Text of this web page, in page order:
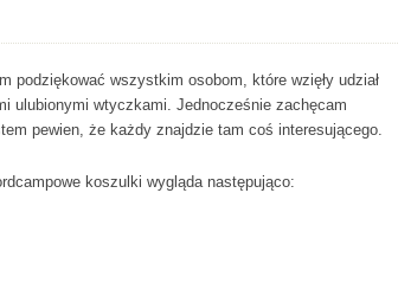
podziękować wszystkim osobom, które wzięły udział
ulubionymi wtyczkami. Jednocześnie zachęcam
pewien, że każdy znajdzie tam coś interesującego.
koszulki wygląda następująco: